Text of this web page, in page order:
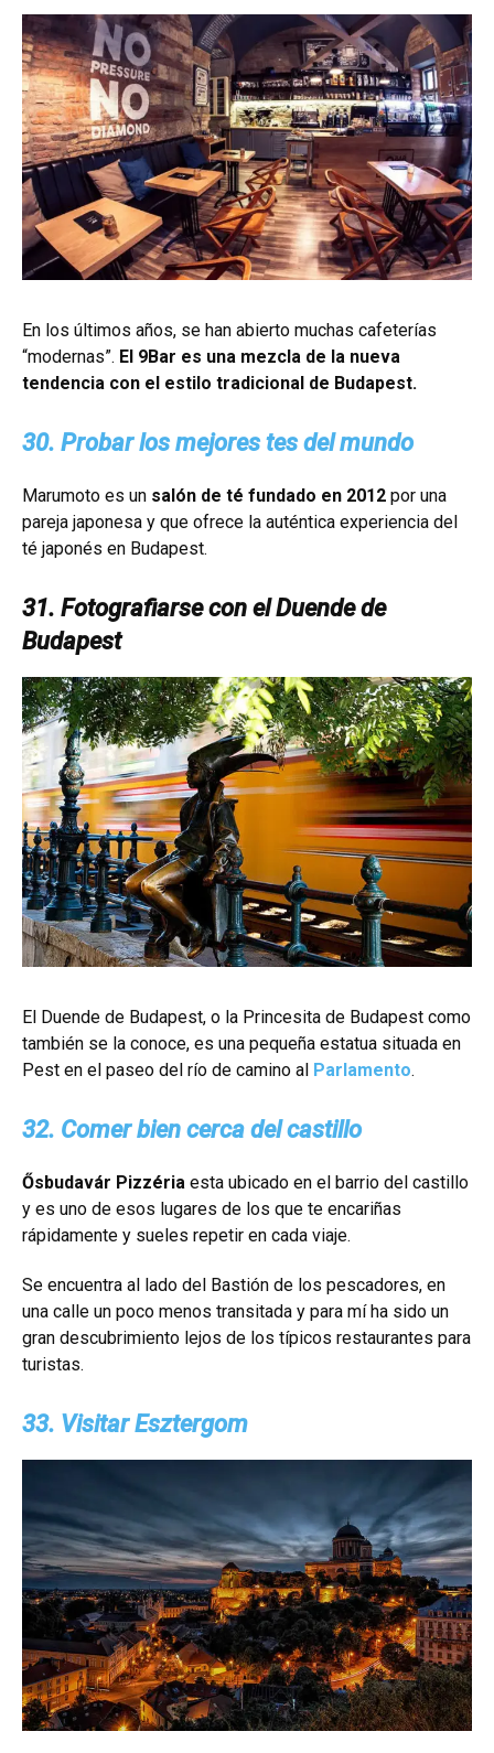
En los últimos años, se han abierto muchas cafeterías
“modernas”. El 9Bar es una mezcla de la nueva
tendencia con el estilo tradicional de Budapest.
30. Probar los mejores tes del mundo
Marumoto es un salón de té fundado en 2012 por una
pareja japonesa y que ofrece la auténtica experiencia del
té japonés en Budapest.
31. Fotografiarse con el Duende de
Budapest
El Duende de Budapest, o la Princesita de Budapest como
también se la conoce, es una pequeña estatua situada en
Pest en el paseo del río de camino al Parlamento.
32. Comer bien cerca del castillo
Ősbudavár Pizzéria esta ubicado en el barrio del castillo
y es uno de esos lugares de los que te encariñas
rápidamente y sueles repetir en cada viaje.
Se encuentra al lado del Bastión de los pescadores, en
una calle un poco menos transitada y para mí ha sido un
gran descubrimiento lejos de los típicos restaurantes para
turistas.
33. Visitar Esztergom